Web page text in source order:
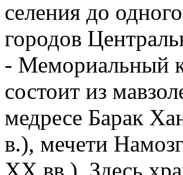
селения до
городов
- Мемориальный
состоит из
медресе Барак
в.), мечети
XX вв.). Здесь